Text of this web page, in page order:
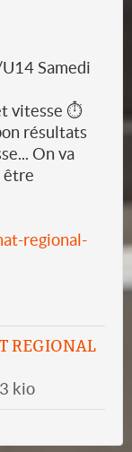
Samedi
vitesse ⏱
résultats
On va
être
regional-
REGIONAL
kio